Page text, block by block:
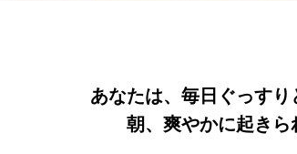
あなたは、毎日ぐっすり
朝、爽やかに起きら